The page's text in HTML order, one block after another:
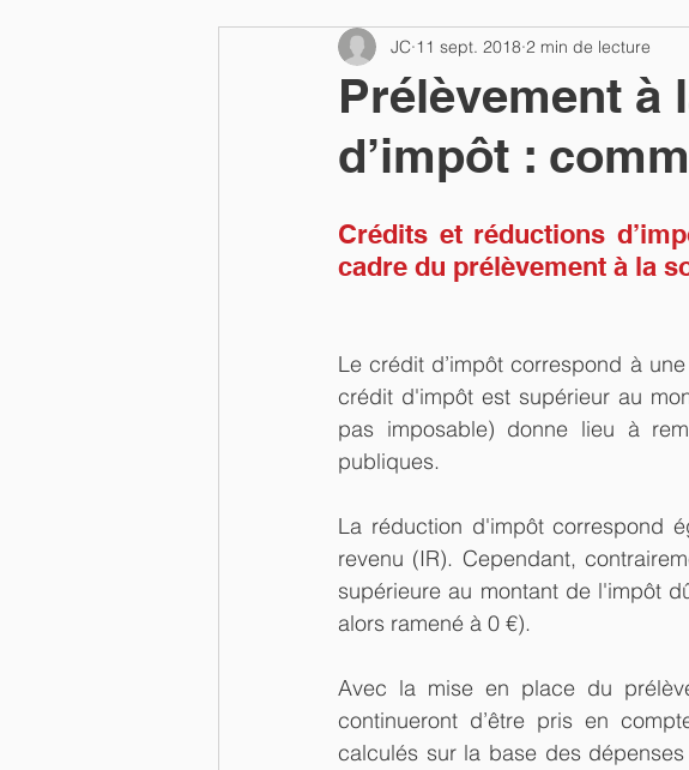
Prélèvement à
d’impôt :
JC 11 sept. 2018 2 min de lecture
Crédits et réductions
cadre du prélèvement à la
Le crédit d’impôt correspond à
crédit d'impôt est supérieur au
pas imposable) donne lieu à
publiques.
La réduction d'impôt correspond
revenu (IR). Cependant,
supérieure au montant de l'impôt
alors ramené à 0 €).
Avec la mise en place du
continueront d’être pris en
calculés sur la base des